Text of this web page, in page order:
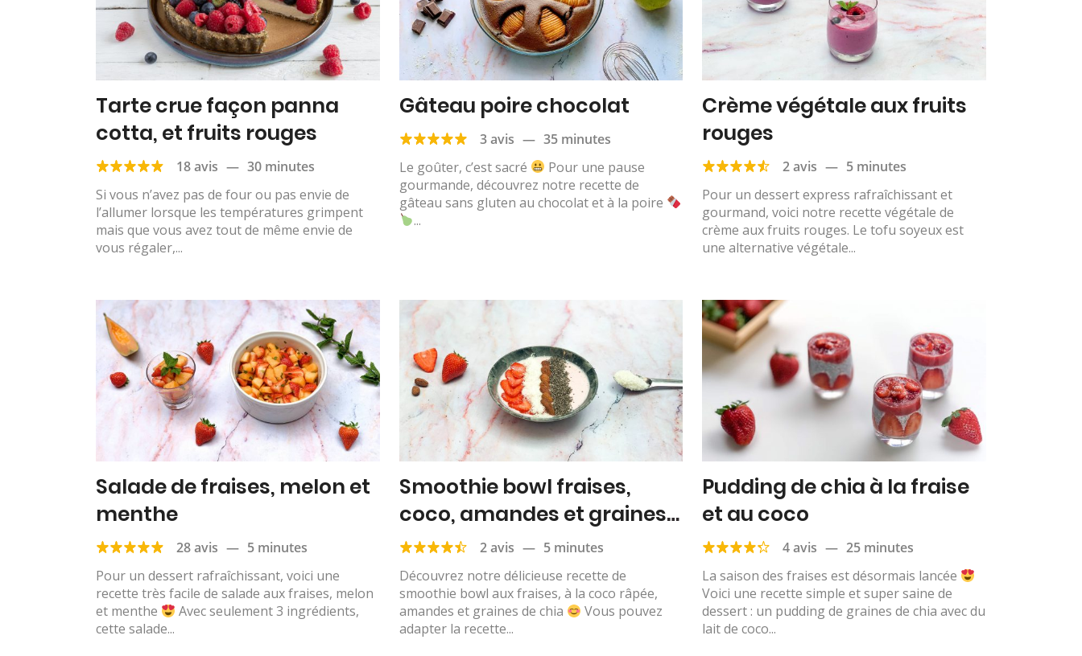
Tarte crue façon panna
cotta, et fruits rouges
18 avis — 30 minutes
Si vous n’avez pas de four ou pas envie de
l’allumer lorsque les températures grimpent
mais que vous avez tout de même envie de
vous régaler,...
Gâteau poire chocolat
3 avis — 35 minutes
Le goûter, c’est sacré
Pour une pause
gourmande, découvrez notre recette de
gâteau sans gluten au chocolat et à la poire
...
Crème végétale aux fruits
rouges
2 avis — 5 minutes
Pour un dessert express rafraîchissant et
gourmand, voici notre recette végétale de
crème aux fruits rouges. Le tofu soyeux est
une alternative végétale...
Salade de fraises, melon et
menthe
28 avis — 5 minutes
Pour un dessert rafraîchissant, voici une
recette très facile de salade aux fraises, melon
et menthe
Avec seulement 3 ingrédients,
cette salade...
Smoothie bowl fraises,
coco, amandes et graines
de chia
2 avis — 5 minutes
Découvrez notre délicieuse recette de
smoothie bowl aux fraises, à la coco râpée,
amandes et graines de chia
Vous pouvez
adapter la recette...
Pudding de chia à la fraise
et au coco
4 avis — 25 minutes
La saison des fraises est désormais lancée
Voici une recette simple et super saine de
dessert : un pudding de graines de chia avec du
lait de coco...